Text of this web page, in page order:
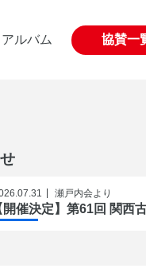
アルバム 協賛一
開催決定】第61回 関西
瀬戸内会より